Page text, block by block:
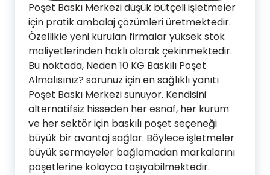
Poşet Baskı Merkezi düşük bütçeli işletmeler
için pratik ambalaj çözümleri üretmektedir.
Özellikle yeni kurulan firmalar yüksek stok
maliyetlerinden haklı olarak çekinmektedir.
Bu noktada, Neden 10 KG Baskılı Poşet
Almalısınız? sorunuz için en sağlıklı yanıtı
Poşet Baskı Merkezi sunuyor. Kendisini
alternatifsiz hisseden her esnaf, her kurum
ve her sektör için baskılı poşet seçeneği
büyük bir avantaj sağlar. Böylece işletmeler
büyük sermayeler bağlamadan markalarını
poşetlerine kolayca taşıyabilmektedir.